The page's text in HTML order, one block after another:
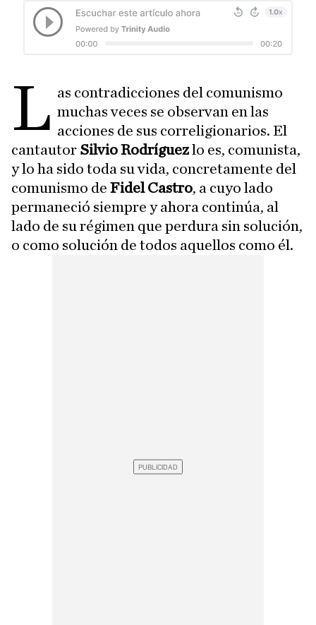
L as contradicciones del comunismo
muchas veces se observan en las
acciones de sus correligionarios. El
cantautor Silvio Rodríguezlo es, comunista,
y lo ha sido toda su vida, concretamente del
comunismo de Fidel Castro, a cuyo lado
permaneció siempre y ahora continúa, al
lado de su régimen que perdura sin solución,
o como solución de todos aquellos como él.